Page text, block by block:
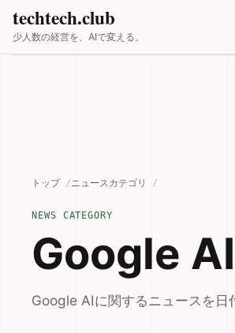
techtech.club
少人数の経営を、AIで変える。
トップ ニュースカテゴリ
NEWS CATEGORY
Google AI
Google AIに関するニュースを日